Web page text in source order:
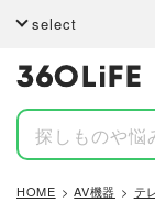
select
HOME AV機器 テ